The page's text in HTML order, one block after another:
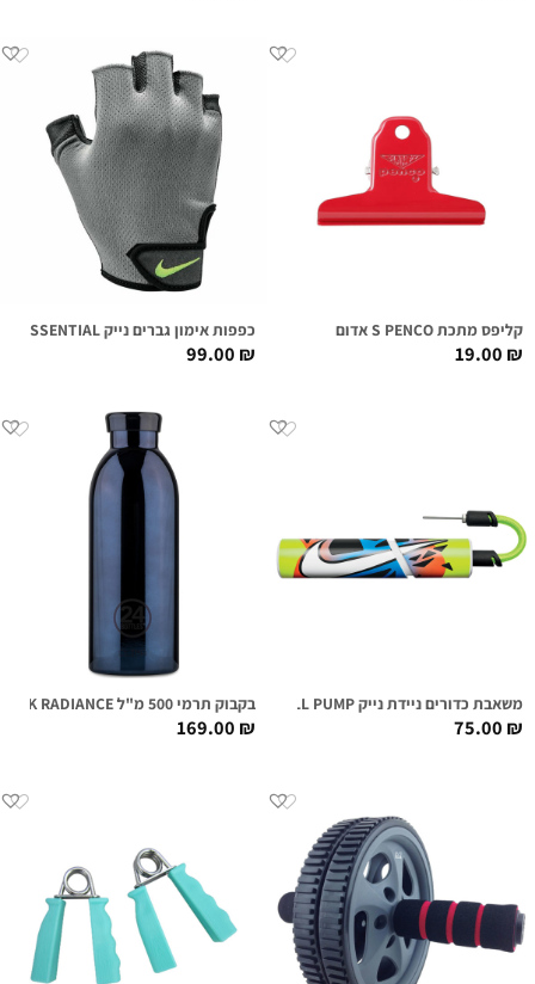
קליפס מתכת S PENCO אדום
19.00₪
כפפות אימון גברים נייק NIKE MEN'S ESSENTIAL אפור
99.00₪
משאבת כדורים ניידת נייק NIKE ESSENTIAL BALL PUMP צבעוני
75.00₪
בקבוק תרמי 500 מ"ל CLIMA / BLACK RADIANCE
169.00₪